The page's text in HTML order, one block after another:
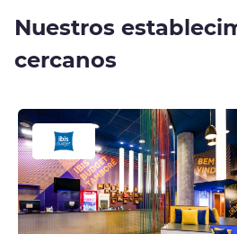
Nuestros
cercanos